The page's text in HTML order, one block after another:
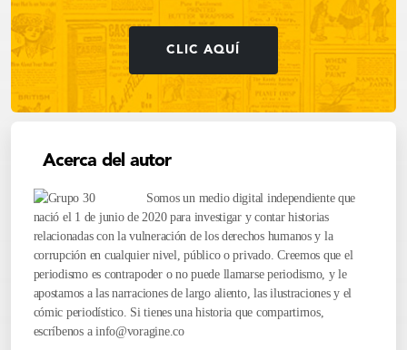
CLIC AQUÍ
Acerca del autor
Somos un medio digital independiente que
nació el 1 de junio de 2020 para investigar y contar historias
relacionadas con la vulneración de los derechos humanos y la
corrupción en cualquier nivel, público o privado. Creemos que el
periodismo es contrapoder o no puede llamarse periodismo, y le
apostamos a las narraciones de largo aliento, las ilustraciones y el
cómic periodístico. Si tienes una historia que compartirnos,
escríbenos ainfo@voragine.co